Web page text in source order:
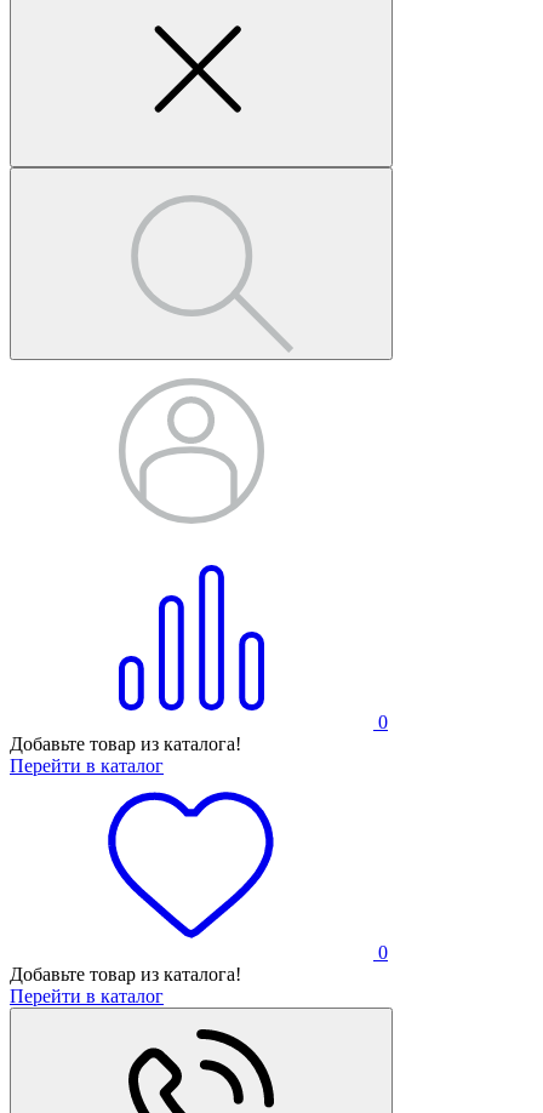
0
Добавьте товар из каталога!
Перейти в каталог
0
Добавьте товар из каталога!
Перейти в каталог